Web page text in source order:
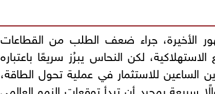
الأخيرة، جراء ضعف الطلب من القطاعات
الاستهلاكية، لكن النحاس يبرُز سريعًا باعتباره
الساعين للاستثمار في عملية تحول الطاقة،
سريعة بمجرد أن تبدأ توقعات النمو العالمي